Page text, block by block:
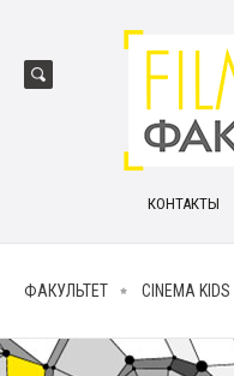
КОНТАКТЫ
ФАКУЛЬТЕТ CINEMA KIDS